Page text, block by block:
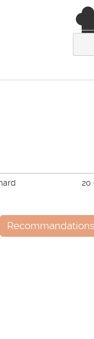
20
Recommandations